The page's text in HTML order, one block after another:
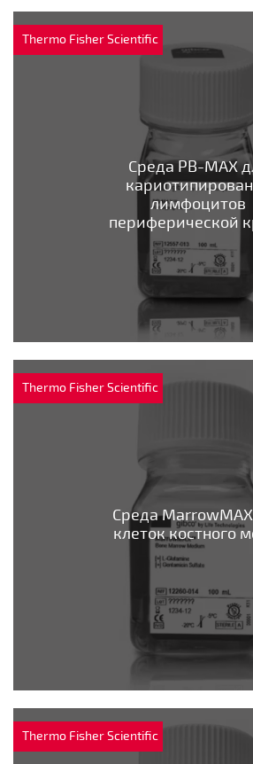
Thermo Fisher Scientific
Среда PB-MAX
лимфоцитов
периферической
Thermo Fisher Scientific
Среда
клеток костного
Thermo Fisher Scientific